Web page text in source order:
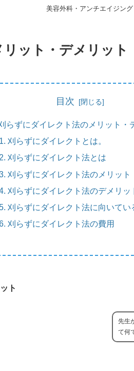
美容外科・アンチエイジン
ット・デメリット
目次
らずにダイレクト法のメリット・
刈らずにダイレクトとは。
刈らずにダイレクト法とは
刈らずにダイレクト法のメリット
刈らずにダイレクト法のデメリッ
刈らずにダイレクト法に向いてい
刈らずにダイレクト法の費用
ト
先生
て何